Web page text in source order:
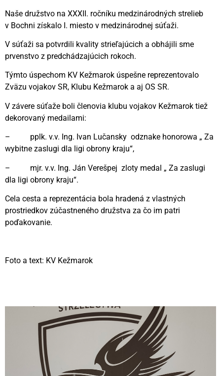
Naše družstvo na XXXII. ročníku medzinárodných strelieb
v Bochni získalo I. miesto v medzinárodnej súťaži.
V súťaži sa potvrdili kvality strieľajúcich a obhájili sme
prvenstvo z predchádzajúcich rokoch.
Týmto úspechom KV Kežmarok úspešne reprezentovalo
Zväzu vojakov SR, Klubu Kežmarok a aj OS SR.
V závere súťaže boli členovia klubu vojakov Kežmarok tiež
dekorovaný medailami:
– pplk. v.v. Ing. Ivan Lučansky odznake honorowa „ Za
wybitne zaslugi dla ligi obrony kraju“,
– mjr. v.v. Ing. Ján Verešpej zloty medal „ Za zaslugi
dla ligi obrony kraju“.
Cela cesta a reprezentácia bola hradená z vlastných
prostriedkov zúčastneného družstva za čo im patri
poďakovanie.
Foto a text: KV Kežmarok